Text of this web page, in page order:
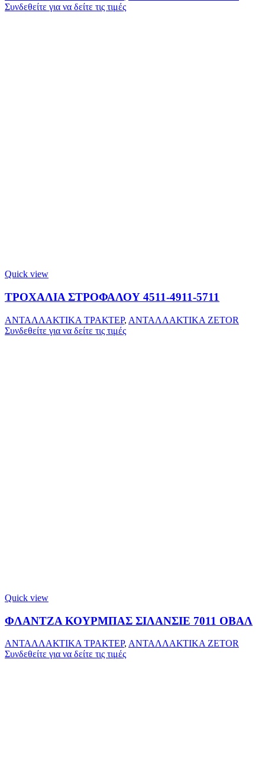
Συνδεθείτε για να δείτε τις τιμές
Quick view
ΤΡΟΧΑΛΙΑ ΣΤΡΟΦΑΛΟΥ 4511-4911-5711
ΑΝΤΑΛΛΑΚΤΙΚΑ ΤΡΑΚΤΕΡ, ΑΝΤΑΛΛΑΚΤΙΚΑ ZETOR
Συνδεθείτε για να δείτε τις τιμές
Quick view
ΦΛΑΝΤΖΑ ΚΟΥΡΜΠΑΣ ΣΙΛΑΝΣΙΕ 7011 ΟΒΑΛ
ΑΝΤΑΛΛΑΚΤΙΚΑ ΤΡΑΚΤΕΡ, ΑΝΤΑΛΛΑΚΤΙΚΑ ZETOR
Συνδεθείτε για να δείτε τις τιμές